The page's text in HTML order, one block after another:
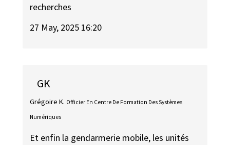
recherches
27 May, 2025 16:20
GK
Grégoire K. Officier En Centre De Formation Des Systèmes
Numériques
Et enfin la gendarmerie mobile, les unités